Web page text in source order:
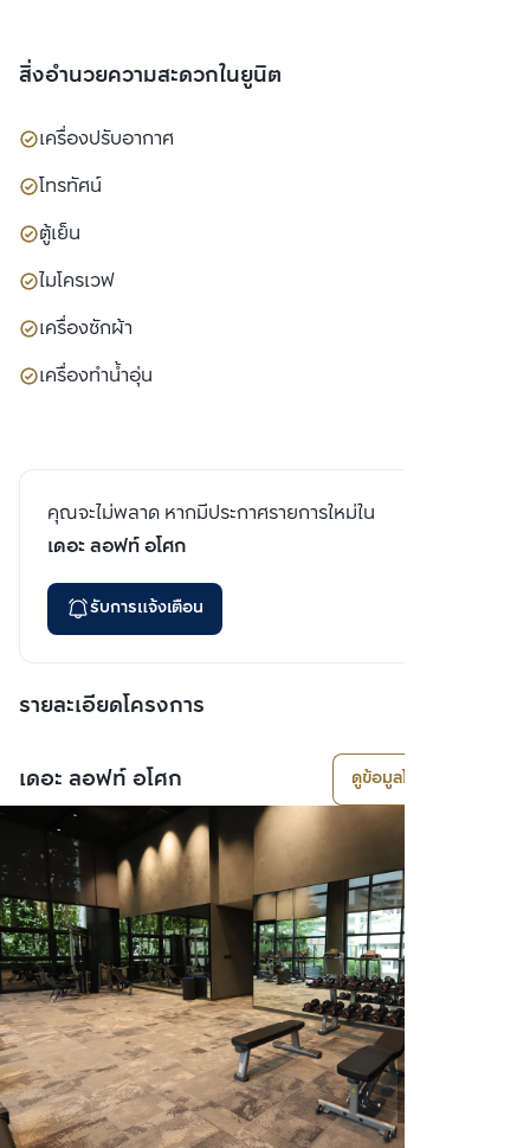
สิ่งอำนวยความสะดวกในยูนิต
เครื่องปรับอากาศ
โทรทัศน์
ตู้เย็น
ไมโครเวฟ
เครื่องซักผ้า
เครื่องทำน้ำอุ่น
คุณจะไม่พลาด หากมีประกาศรายการใหม่ใน
เดอะ ลอฟท์ อโศก
รับการแจ้งเตือน
รายละเอียดโครงการ
เดอะ ลอฟท์ อโศก ดูข้อมูลโครงการ